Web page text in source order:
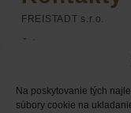
Na poskytovanie tých
súbory cookie na
FREISTADT s.r.o.
+421 948 068 598